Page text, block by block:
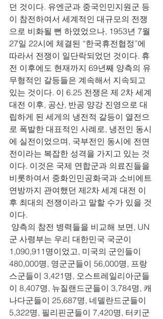
던 것이다. 유엔군과 중국인민지원군 등
이 참전하여서 세계적인 대규모의 전쟁
으로 비화될 뻔 하였었으나, 1953년 7월
27일 22시에 체결된 “한국휴전협정”에
따라서 전쟁이 일단락되었던 것이다. 휴
전 이후에도 현재까지 69년째 양측의 유
무형적인 갈등들은 계속해서 지속되고
있는 것이다. 이 6.25 전쟁은 제 2차 세계
대전 이후, 공산, 반공 양강 진영으로 대
립하게 된 세게의 냉전적 갈등이 열전으
로 폭발한 대표적인 사례로, 냉전인 동시
에 실전이었으며, 국부전인 동시에 전면
전이라는 복잡한 성격을 가지고 있는 것
이다. 이것은 국제 연합군과 의료진들을
비롯하여서 중화인민공화국과 소비에트
연방까지 관여했던 제2차 세계 대전 이
후 최대의 전쟁이라고 말할 수가 있을 것
이다.
양측의 참전 병력들을 비교해 보면, UN
군 사령부는 우리 대한민국 국군이
1,090,911명이었고, 미국의 군인들이
480,000명, 영군군들이 56,000명, 프랑
스군들이 3,421명, 오스트레일리아군들
이 8,407명, 뉴질랜드군들이 3,784명, 캐
나다군들이 25,687명, 네델란드군들이
5,322명, 필리핀군들이 7,420명, 터키군